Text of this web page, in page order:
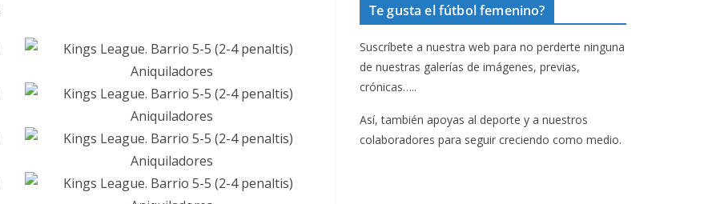
Te gusta el fútbol femenino?
Suscríbete a nuestra web para no perderte ninguna
de nuestras galerías de imágenes, previas,
crónicas…..
Así, también apoyas al deporte y a nuestros
colaboradores para seguir creciendo como medio.